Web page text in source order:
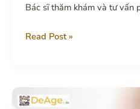
Bác sĩ thăm khám và tư vấn
Da
xu
hướng
Read Post »